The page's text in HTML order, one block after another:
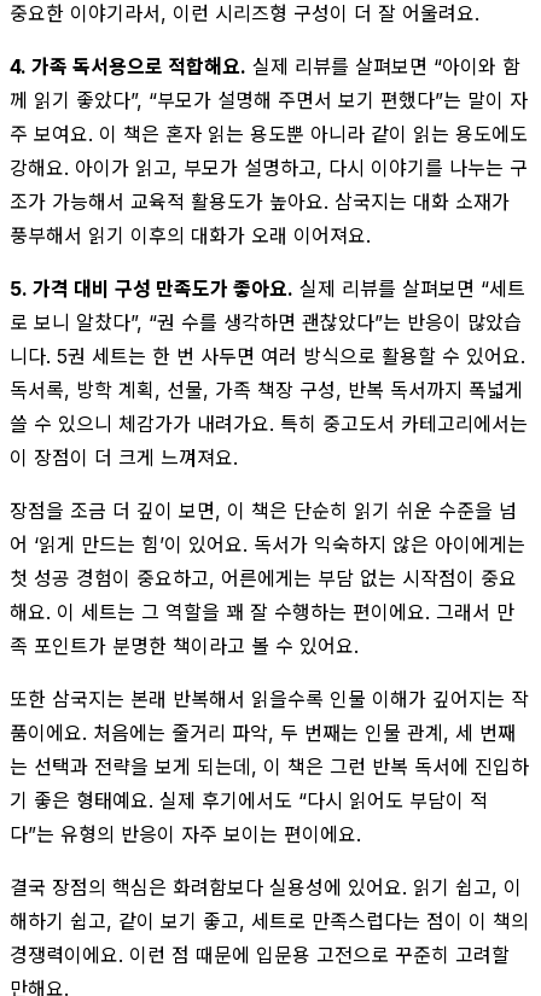
중요한 이야기라서, 이런 시리즈형 구성이 더 잘 어울려요.
4. 가족 독서용으로 적합해요. 실제 리뷰를 살펴보면 “아이와 함
께 읽기 좋았다”, “부모가 설명해 주면서 보기 편했다”는 말이 자
주 보여요. 이 책은 혼자 읽는 용도뿐 아니라 같이 읽는 용도에도
강해요. 아이가 읽고, 부모가 설명하고, 다시 이야기를 나누는 구
조가 가능해서 교육적 활용도가 높아요. 삼국지는 대화 소재가
풍부해서 읽기 이후의 대화가 오래 이어져요.
5. 가격 대비 구성 만족도가 좋아요. 실제 리뷰를 살펴보면 “세트
로 보니 알찼다”, “권 수를 생각하면 괜찮았다”는 반응이 많았습
니다. 5권 세트는 한 번 사두면 여러 방식으로 활용할 수 있어요.
독서록, 방학 계획, 선물, 가족 책장 구성, 반복 독서까지 폭넓게
쓸 수 있으니 체감가가 내려가요. 특히 중고도서 카테고리에서는
이 장점이 더 크게 느껴져요.
장점을 조금 더 깊이 보면, 이 책은 단순히 읽기 쉬운 수준을 넘
어 ‘읽게 만드는 힘’이 있어요. 독서가 익숙하지 않은 아이에게는
첫 성공 경험이 중요하고, 어른에게는 부담 없는 시작점이 중요
해요. 이 세트는 그 역할을 꽤 잘 수행하는 편이에요. 그래서 만
족 포인트가 분명한 책이라고 볼 수 있어요.
또한 삼국지는 본래 반복해서 읽을수록 인물 이해가 깊어지는 작
품이에요. 처음에는 줄거리 파악, 두 번째는 인물 관계, 세 번째
는 선택과 전략을 보게 되는데, 이 책은 그런 반복 독서에 진입하
기 좋은 형태예요. 실제 후기에서도 “다시 읽어도 부담이 적
다”는 유형의 반응이 자주 보이는 편이에요.
결국 장점의 핵심은 화려함보다 실용성에 있어요. 읽기 쉽고, 이
해하기 쉽고, 같이 보기 좋고, 세트로 만족스럽다는 점이 이 책의
경쟁력이에요. 이런 점 때문에 입문용 고전으로 꾸준히 고려할
만해요.